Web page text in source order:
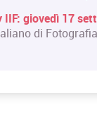
IIF: giovedì 17
di